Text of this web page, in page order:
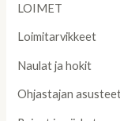
LOIMET
Loimitarvikkeet
Naulat ja hokit
Ohjastajan